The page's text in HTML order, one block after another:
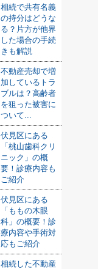
相続で共有名義
の持分はどうな
る？片方が他界
した場合の手続
きも解説
不動産売却で増
加しているトラ
ブルは？高齢者
を狙った被害に
ついて...
伏見区にある
「桃山歯科クリ
ニック」の概
要！診療内容も
ご紹介
伏見区にある
「ももの木眼
科」の概要！診
療内容や手術対
応もご紹介
相続した不動産